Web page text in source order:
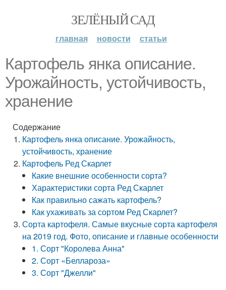
ЗЕЛЁНЫЙ САД
главная новости статьи
Картофель янка описание.
Урожайность, устойчивость,
хранение
Содержание
Картофель янка описание. Урожайность,
устойчивость, хранение
Картофель Ред Скарлет
Какие внешние особенности сорта?
Характеристики сорта Ред Скарлет
Как правильно сажать картофель?
Как ухаживать за сортом Ред Скарлет?
Сорта картофеля. Самые вкусные сорта картофеля
на 2019 год. Фото, описание и главные особенности
1. Сорт "Королева Анна"
2. Сорт «Беллароза»
3. Сорт "Джелли"